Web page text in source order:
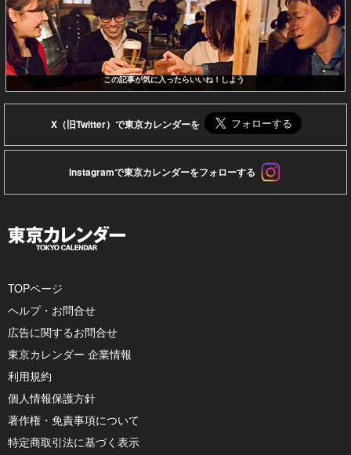
この記事が気に入ったらいいね！しよう
X（旧Twitter）で東京カレンダーを
Instagramで東京カレンダーをフォローする
TOPページ
ヘルプ・お問合せ
広告に関するお問合せ
東京カレンダー 企業情報
利用規約
個人情報保護方針
著作権・免責事項について
特定商取引法に基づく表示